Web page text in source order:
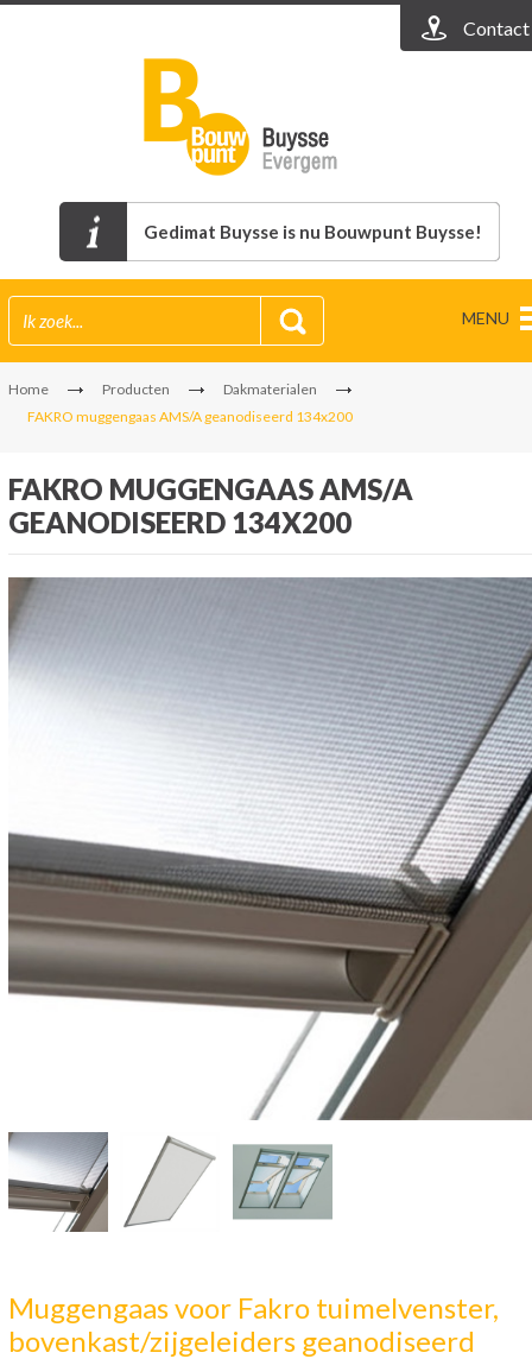
Contact
Gedimat Buysse is nu Bouwpunt Buysse!
MENU
Home Producten
Dakmaterialen
FAKRO muggengaas AMS/A geanodiseerd 134x200
FAKRO MUGGENGAAS AMS/A
GEANODISEERD 134X200
Muggengaas voor Fakro tuimelvenster,
bovenkast/zijgeleiders geanodiseerd